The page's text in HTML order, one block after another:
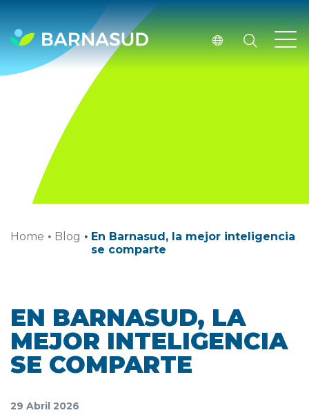
Home · Blog · En Barnasud, la mejor inteligencia
se comparte
EN BARNASUD, LA
MEJOR INTELIGENCIA
SE COMPARTE
29 Abril 2026